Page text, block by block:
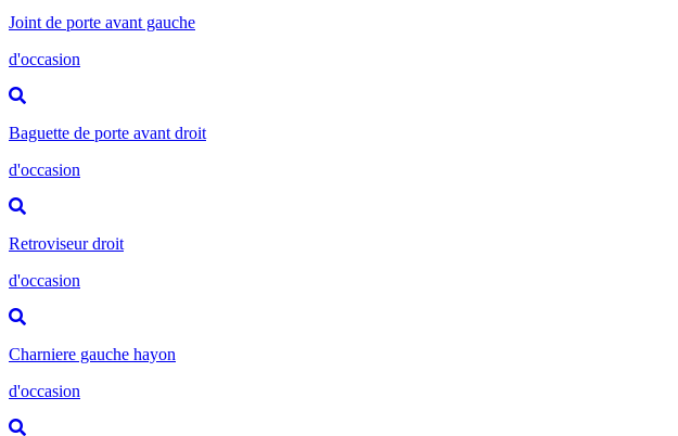
Joint de porte avant gauche
d'occasion
Baguette de porte avant droit
d'occasion
Retroviseur droit
d'occasion
Charniere gauche hayon
d'occasion